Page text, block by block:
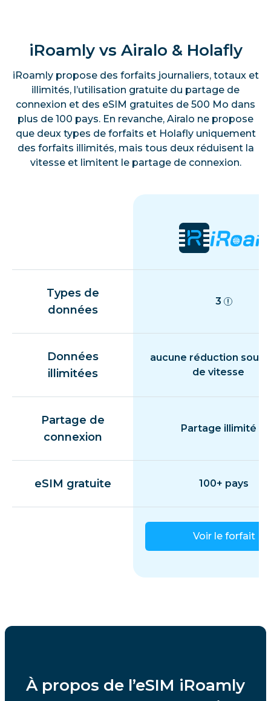
iRoamly vs Airalo & Holafly
iRoamly propose des forfaits journaliers, totaux et
illimités, l’utilisation gratuite du partage de
connexion et des eSIM gratuites de 500 Mo dans
plus de 100 pays. En revanche, Airalo ne propose
que deux types de forfaits et Holafly uniquement
des forfaits illimités, mais tous deux réduisent la
vitesse et limitent le partage de connexion.
Types de
données
3
Données
illimitées
aucune réduction
de vitesse
Partage de
connexion
Partage illimité
eSIM gratuite 100+ pays
Voir le forfait
À propos de l’eSIM iRoamly